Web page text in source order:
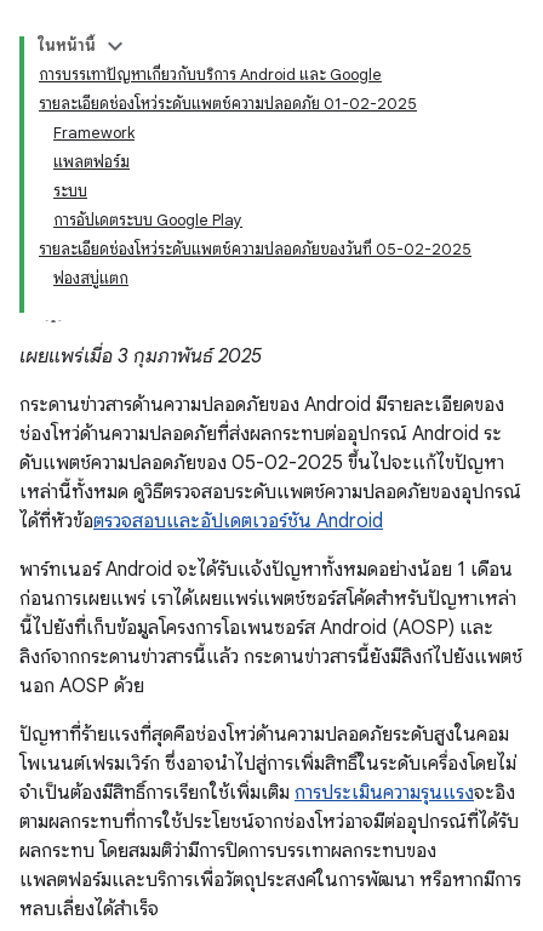
ในหน้านี้
การบรรเทาปัญหาเกี่ยวกับบริการ Android และ Google
รายละเอียดช่องโหว่ระดับแพตช์ความปลอดภัย 01-02-2025
Framework
แพลตฟอร์ม
ระบบ
การอัปเดตระบบ Google Play
รายละเอียดช่องโหว่ระดับแพตช์ความปลอดภัยของวันที่ 05-02-2025
ฟองสบู่แตก
เผยแพร่เมื่อ 3 กุมภาพันธ์ 2025
กระดานข่าวสารด้านความปลอดภัยของ Android มีรายละเอียดของ
ช่องโหว่ด้านความปลอดภัยที่ส่งผลกระทบต่ออุปกรณ์ Android ระ
ดับแพตช์ความปลอดภัยของ 05-02-2025 ขึ้นไปจะแก้ไขปัญหา
เหล่านี้ทั้งหมด ดูวิธีตรวจสอบระดับแพตช์ความปลอดภัยของอุปกรณ์
ได้ที่หัวข้อตรวจสอบและอัปเดตเวอร์ชัน Android
พาร์ทเนอร์ Android จะได้รับแจ้งปัญหาทั้งหมดอย่างน้อย 1 เดือน
ก่อนการเผยแพร่ เราได้เผยแพร่แพตช์ซอร์สโค้ดสำหรับปัญหาเหล่า
นี้ไปยังที่เก็บข้อมูลโครงการโอเพนซอร์ส Android (AOSP) และ
ลิงก์จากกระดานข่าวสารนี้แล้ว กระดานข่าวสารนี้ยังมีลิงก์ไปยังแพตช์
นอก AOSP ด้วย
ปัญหาที่ร้ายแรงที่สุดคือช่องโหว่ด้านความปลอดภัยระดับสูงในคอม
โพเนนต์เฟรมเวิร์ก ซึ่งอาจนำไปสู่การเพิ่มสิทธิ์ในระดับเครื่องโดยไม่
จำเป็นต้องมีสิทธิ์การเรียกใช้เพิ่มเติม การประเมินความรุนแรงจะอิง
ตามผลกระทบที่การใช้ประโยชน์จากช่องโหว่อาจมีต่ออุปกรณ์ที่ได้รับ
ผลกระทบ โดยสมมติว่ามีการปิดการบรรเทาผลกระทบของ
แพลตฟอร์มและบริการเพื่อวัตถุประสงค์ในการพัฒนา หรือหากมีการ
หลบเลี่ยงได้สําเร็จ